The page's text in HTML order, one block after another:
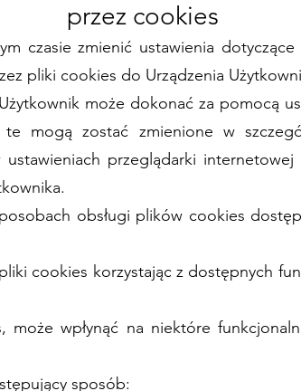
przez cookies
czasie zmienić ustawienia
pliki cookies do Urządzenia
może dokonać za pomocą
te mogą zostać zmienione w
przeglądarki
obsługi plików cookies
cookies korzystając z dostępnych
może wpłynąć na niektóre
sposób: